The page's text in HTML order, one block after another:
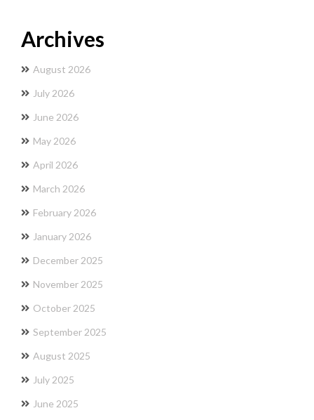
Archives
August 2026
July 2026
June 2026
May 2026
April 2026
March 2026
February 2026
January 2026
December 2025
November 2025
October 2025
September 2025
August 2025
July 2025
June 2025